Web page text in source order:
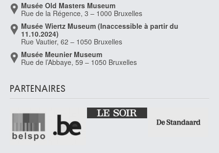
Musée Old Masters Museum
Rue de la Régence, 3 – 1000 Bruxelles
Musée Wiertz Museum (Inaccessible à partir du
11.10.2024)
Rue Vautier, 62 – 1050 Bruxelles
Musée Meunier Museum
Rue de l’Abbaye, 59 – 1050 Bruxelles
PARTENAIRES